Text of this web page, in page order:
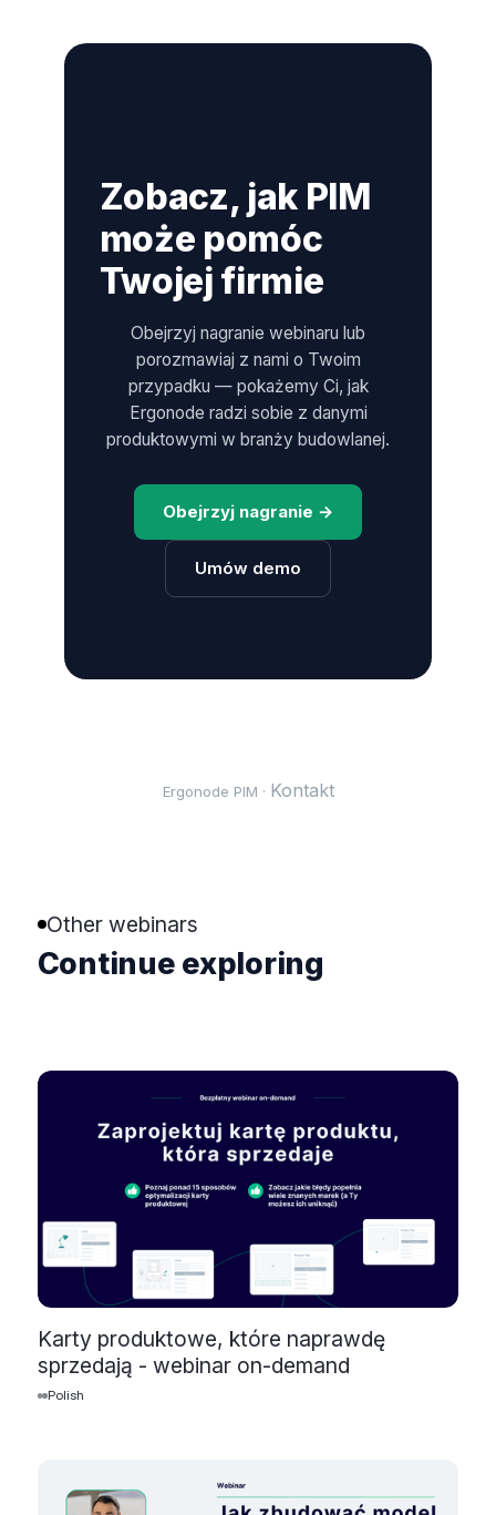
Zobacz, jak PIM
może pomóc
Twojej firmie
Obejrzyj nagranie webinaru lub
porozmawiaj z nami o Twoim
przypadku — pokażemy Ci, jak
Ergonode radzi sobie z danymi
produktowymi w branży budowlanej.
Obejrzyj nagranie →
Umów demo
Ergonode PIM · Kontakt
Other webinars
Continue exploring
Karty produktowe, które naprawdę
sprzedają - webinar on-demand
Polish